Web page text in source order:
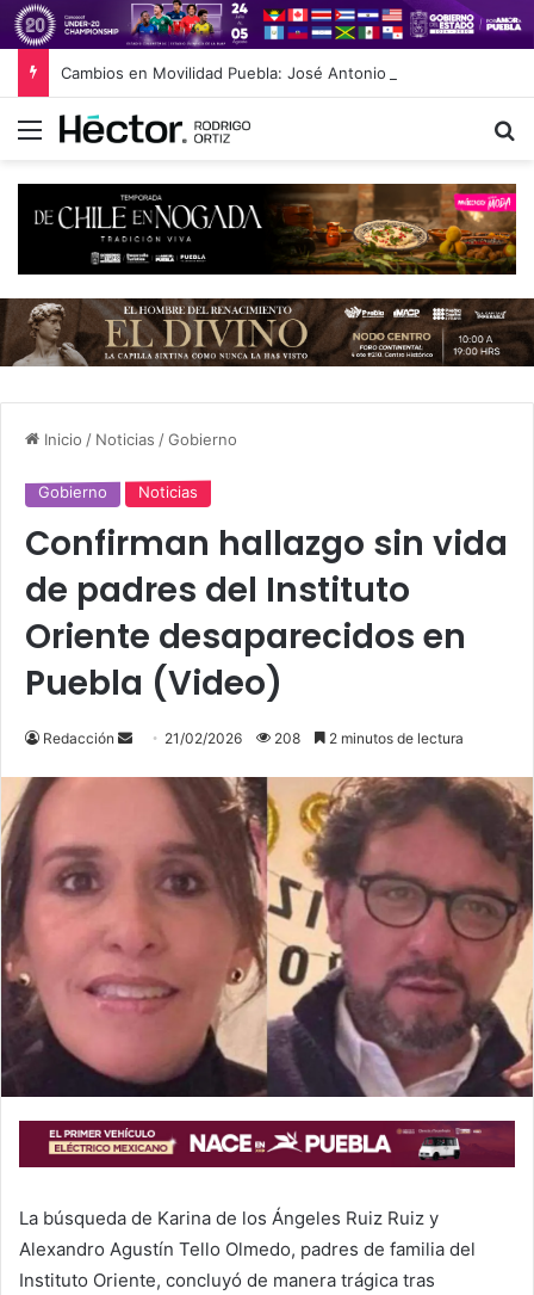
Menú
Inicio / Noticias /Gobierno
Gobierno Noticias
Confirman hallazgo sin vida
de padres del Instituto
Oriente desaparecidos en
Puebla (Video)
Redacción
Send
email
21/02/2026 208 2 minutos de lectura
La búsqueda de Karina de los Ángeles Ruiz Ruiz y
Alexandro Agustín Tello Olmedo, padres de familia del
Instituto Oriente, concluyó de manera trágica tras